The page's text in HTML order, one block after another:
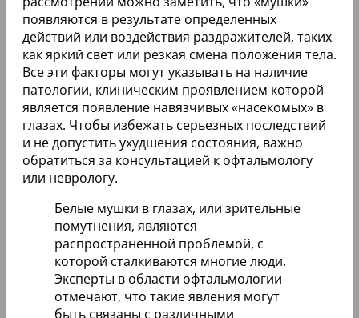
появляются в результате определенных
действий или воздействия раздражителей, таких
как яркий свет или резкая смена положения тела.
Все эти факторы могут указывать на наличие
патологии, клиническим проявлением которой
является появление навязчивых «насекомых» в
глазах. Чтобы избежать серьезных последствий
и не допустить ухудшения состояния, важно
обратиться за консультацией к офтальмологу
или неврологу.
Белые мушки в глазах, или зрительные
помутнения, являются
распространенной проблемой, с
которой сталкиваются многие люди.
Эксперты в области офтальмологии
отмечают, что такие явления могут
быть связаны с различными